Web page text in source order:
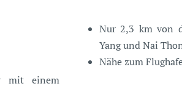
mit einem
Nur 2,3 km von
Yang und Nai
Nähe zum